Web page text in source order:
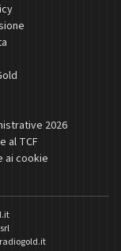
2026
al TCF
ai cookie